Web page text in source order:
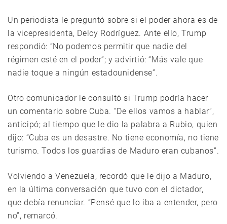
Un periodista le preguntó sobre si el poder ahora es de
la vicepresidenta, Delcy Rodríguez. Ante ello, Trump
respondió: “No podemos permitir que nadie del
régimen esté en el poder”; y advirtió: “Más vale que
nadie toque a ningún estadounidense”.
Otro comunicador le consultó si Trump podría hacer
un comentario sobre Cuba. “De ellos vamos a hablar”,
anticipó; al tiempo que le dio la palabra a Rubio, quien
dijo: “Cuba es un desastre. No tiene economía, no tiene
turismo. Todos los guardias de Maduro eran cubanos”.
Volviendo a Venezuela, recordó que le dijo a Maduro,
en la última conversación que tuvo con el dictador,
que debía renunciar. “Pensé que lo iba a entender, pero
no”, remarcó.